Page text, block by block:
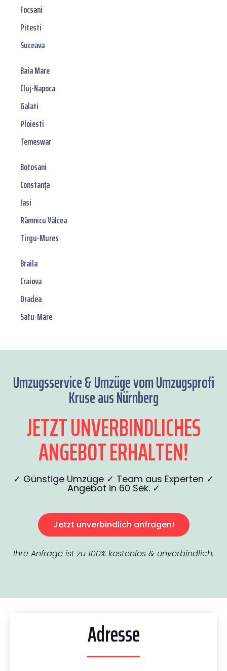
Focsani
Pitesti
Suceava
Baia Mare
Cluj-Napoca
Galati
Ploiesti
Temeswar
Botosani
Constanța
Iasi
Râmnicu Vâlcea
Tirgu-Mures
Braila
Craiova
Oradea
Satu-Mare
Umzugsservice & Umzüge vom Umzugsprofi
Kruse aus Nürnberg
JETZT UNVERBINDLICHES
ANGEBOT ERHALTEN!
✓ Günstige Umzüge ✓ Team aus Experten ✓
Angebot in 60 Sek. ✓
Jetzt unverbindlich anfragen!
Ihre Anfrage ist zu 100% kostenlos & unverbindlich.
Adresse